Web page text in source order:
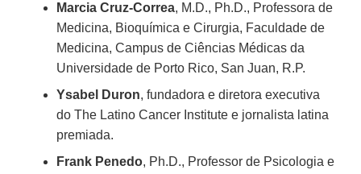
Marcia Cruz-Correa, M.D., Ph.D., Professora de
Medicina, Bioquímica e Cirurgia, Faculdade de
Medicina, Campus de Ciências Médicas da
Universidade de Porto Rico, San Juan, R.P.
Ysabel Duron, fundadora e diretora executiva
do The Latino Cancer Institute e jornalista latina
premiada.
Frank Penedo, Ph.D., Professor de Psicologia e